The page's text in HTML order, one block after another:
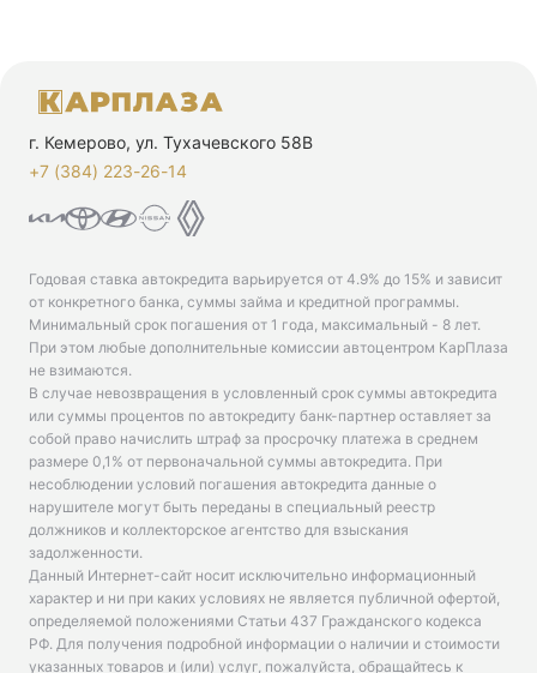
г. Кемерово, ул. Тухачевского 58В
+7 (384) 223-26-14‬
Годовая ставка автокредита варьируется от 4.9% до 15% и зависит
от конкретного банка, суммы займа и кредитной программы.
Минимальный срок погашения от 1 года, максимальный - 8 лет.
При этом любые дополнительные комиссии автоцентром КарПлаза
не взимаются.
В случае невозвращения в условленный срок суммы автокредита
или суммы процентов по автокредиту банк-партнер оставляет за
собой право начислить штраф за просрочку платежа в среднем
размере 0,1% от первоначальной суммы автокредита. При
несоблюдении условий погашения автокредита данные о
нарушителе могут быть переданы в специальный реестр
должников и коллекторское агентство для взыскания
задолженности.
Данный Интернет-сайт носит исключительно информационный
характер и ни при каких условиях не является публичной офертой,
определяемой положениями Статьи 437 Гражданского кодекса
РФ. Для получения подробной информации о наличии и стоимости
указанных товаров и (или) услуг, пожалуйста, обращайтесь к